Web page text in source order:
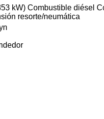
kW) Combustible diésel
resorte/neumática